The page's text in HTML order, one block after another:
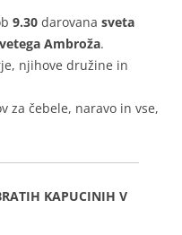
9.30 darovana sveta
Ambroža.
njihove družine in
za čebele, naravo in vse,
KAPUCINIH V